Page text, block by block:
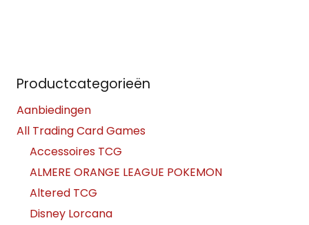
Productcategorieën
Aanbiedingen
All Trading Card Games
Accessoires TCG
ALMERE ORANGE LEAGUE POKEMON
Altered TCG
Disney Lorcana